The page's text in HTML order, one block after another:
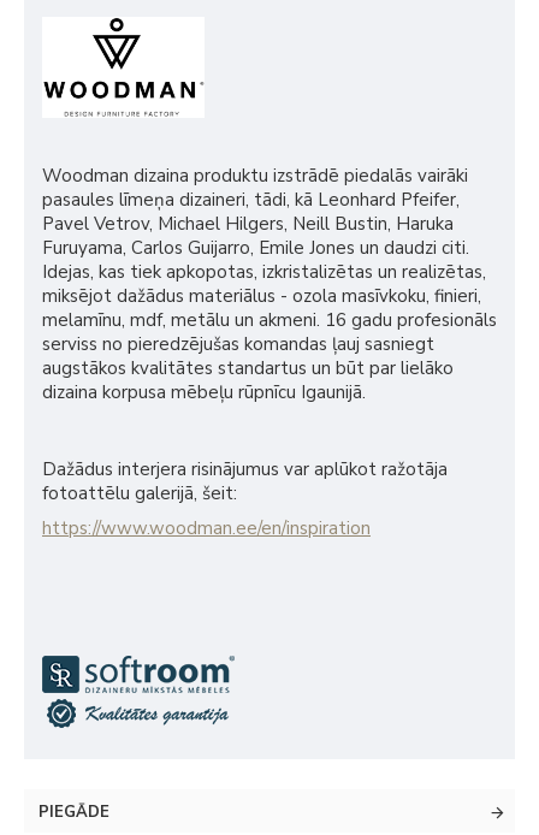
Woodman dizaina produktu izstrādē piedalās vairāki
pasaules līmeņa dizaineri, tādi, kā Leonhard Pfeifer,
Pavel Vetrov, Michael Hilgers, Neill Bustin, Haruka
Furuyama, Carlos Guijarro, Emile Jones un daudzi citi.
Idejas, kas tiek apkopotas, izkristalizētas un realizētas,
miksējot dažādus materiālus - ozola masīvkoku, finieri,
melamīnu, mdf, metālu un akmeni. 16 gadu profesionāls
serviss no pieredzējušas komandas ļauj sasniegt
augstākos kvalitātes standartus un būt par lielāko
dizaina korpusa mēbeļu rūpnīcu Igaunijā.
Dažādus interjera risinājumus var aplūkot ražotāja
fotoattēlu galerijā, šeit:
https://www.woodman.ee/en/inspiration
PIEGĀDE